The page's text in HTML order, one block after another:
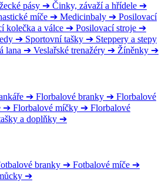
pásy ➔ Činky, závaží a hřídele ➔
míče ➔ Medicinbaly ➔ Posilovací
kolečka a válce ➔ Posilovací stroje ➔
➔ Sportovní tašky ➔ Steppery a stepy
lana ➔ Veslařské trenažéry ➔ Žíněnky ➔
➔ Florbalové branky ➔ Florbalové
➔ Florbalové míčky ➔ Florbalové
a doplňky ➔
branky ➔ Fotbalové míče ➔
➔